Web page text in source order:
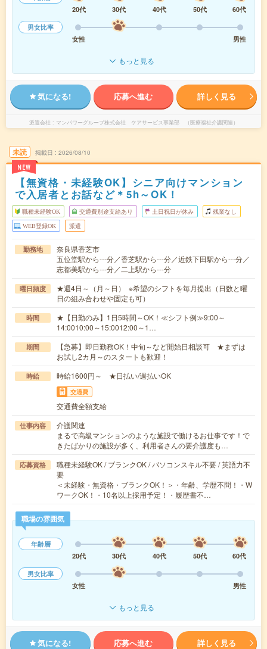
20代
30代 40代 50代
60代
男女比率
女性
男性
もっと見る
気になる! 応募へ進む 詳しく見る
派遣会社 マンパワーグループ株式会社 ケアサービス事業部 （医療福祉介護関連）
未読
NEW
掲載日 2026/08/10
【無資格・未経験OK】シニア向けマンション
で入居者とお話など＊5h～OK！
職種未経験OK 交通費別途支給あり 土日祝日が休み 残業なし
WEB登録OK 派遣
勤務地
奈良県香芝市
五位堂駅から---分／香芝駅から---分／近鉄下田駅から---分／
志都美駅から---分／二上駅から---分
曜日頻度
★週4日～（月～日） ※希望のシフトを毎月提出（日数と曜
日の組み合わせや固定も可）
時間
★【日勤のみ】1日5時間～OK！≪シフト例≫9:00～
14:0010:00～15:0012:00～1…
期間
【急募】即日勤務OK！中旬～など開始日相談可 ★まずは
お試し2カ月～のスタートも歓迎！
時給 時給1600円～ ★日払い/週払いOK
交通費
交通費全額支給
仕事内容
介護関連
まるで高級マンションのような施設で働けるお仕事です！で
きたばかりの施設が多く、利用者さんの要介護度も…
応募資格
職種未経験OK / ブランクOK / パソコンスキル不要 / 英語力不
要
＜未経験・無資格・ブランクOK！＞・年齢、学歴不問！・W
ワークOK！・10名以上採用予定！・履歴書不…
職場の雰囲気
年齢層
20代
30代 40代 50代
60代
男女比率
女性
男性
もっと見る
気になる! 応募へ進む 詳しく見る